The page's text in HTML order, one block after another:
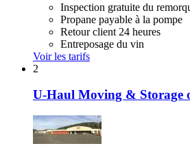
Inspection gratuite du
Propane payable à la pompe
Retour client 24 heures
Entreposage du vin
Voir les tarifs
2
U-Haul Moving & Storage